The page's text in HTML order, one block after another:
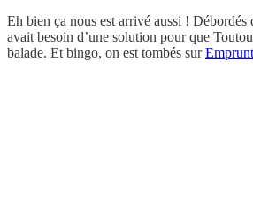
Eh bien ça nous est arrivé aussi ! Débordés
avait besoin d’une solution pour que
balade. Et bingo, on est tombés sur